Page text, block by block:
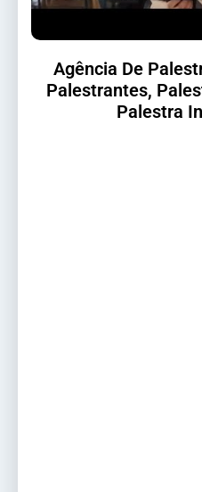
Agência De
Palestrantes,
Palestra